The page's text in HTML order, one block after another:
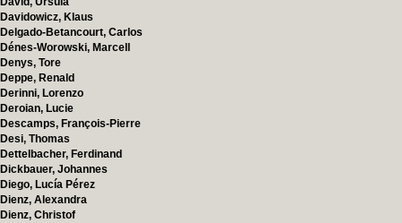
Davidowicz, Klaus
Delgado-Betancourt, Carlos
Dénes-Worowski, Marcell
Denys, Tore
Deppe, Renald
Derinni, Lorenzo
Deroian, Lucie
Descamps, François-Pierre
Desi, Thomas
Dettelbacher, Ferdinand
Dickbauer, Johannes
Diego, Lucía Pérez
Dienz, Alexandra
Dienz, Christof